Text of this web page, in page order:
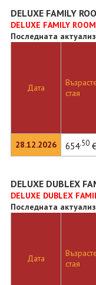
DELUXE FAMILY
DELUXE FAMILY
Последната
Дата
28.12.2026
стая
654.50
DELUXE DUBLEX
DELUXE DUBLEX
Последната
Дата
стая